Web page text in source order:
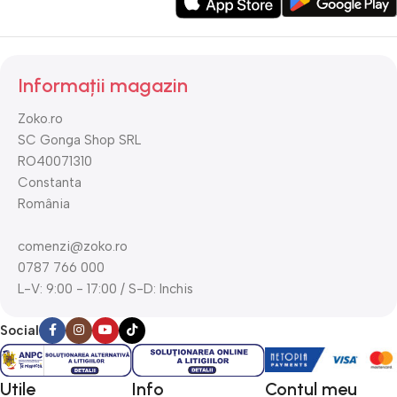
Informații magazin
Zoko.ro
SC Gonga Shop SRL
RO40071310
Constanta
România
comenzi@zoko.ro
0787 766 000
L-V: 9:00 - 17:00 / S-D: Inchis
Social
Utile Info Contul meu